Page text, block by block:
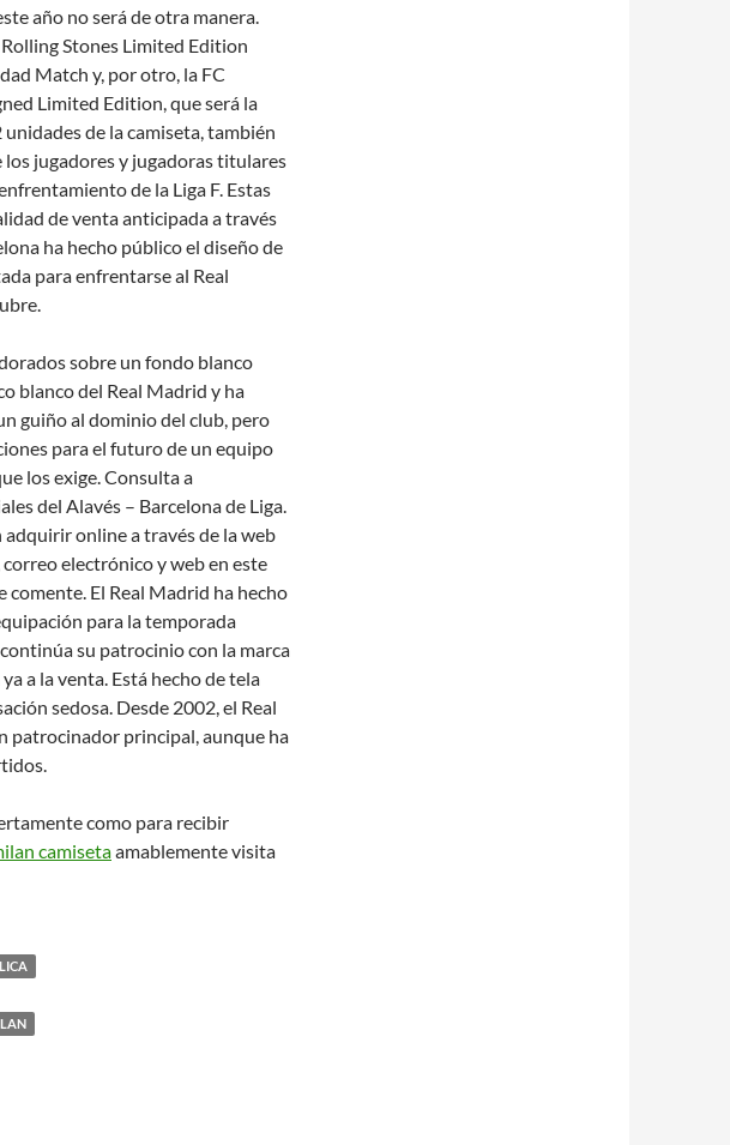
año no será de otra manera.
Stones Limited Edition
Match y, por otro, la FC
Limited Edition, que será la
de la camiseta, también
jugadores y jugadoras titulares
de la Liga F. Estas
de venta anticipada a través
ha hecho público el diseño de
para enfrentarse al Real
sobre un fondo blanco
blanco del Real Madrid y ha
guiño al dominio del club, pero
para el futuro de un equipo
los exige. Consulta a
del Alavés – Barcelona de Liga.
online a través de la web
electrónico y web en este
comente. El Real Madrid ha hecho
para la temporada
su patrocinio con la marca
a la venta. Está hecho de tela
sedosa. Desde 2002, el Real
patrocinador principal, aunque ha
como para recibir
camisetaamablemente visita